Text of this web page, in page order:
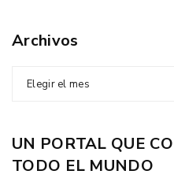
Archivos
Elegir el mes
UN PORTAL QUE
TODO EL MUNDO